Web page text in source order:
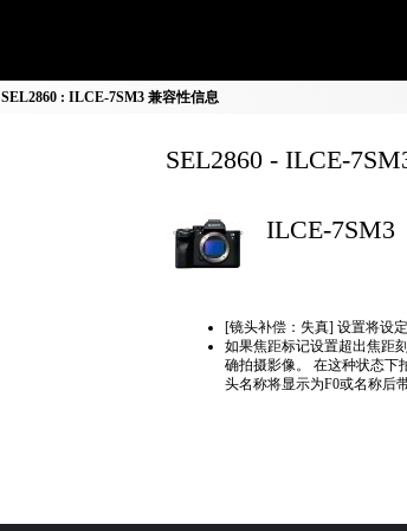
SEL2860 : ILCE-7SM3 兼容性信息
SEL2860 - ILCE-
ILCE-7SM3
[镜头补偿：失真] 设置将设
如果焦距标记设置超出焦距
确拍摄影像。 在这种状态下
头名称将显示为F0或名称后带